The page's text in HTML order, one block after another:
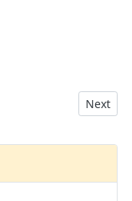
Microsoft WordNext
Next